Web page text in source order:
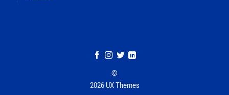
©
2026 UX Themes